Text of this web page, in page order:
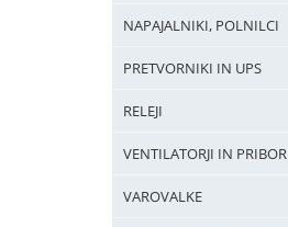
NAPAJALNIKI, POLNILCI
PRETVORNIKI IN UPS
RELEJI
VENTILATORJI IN PRIBOR
VAROVALKE